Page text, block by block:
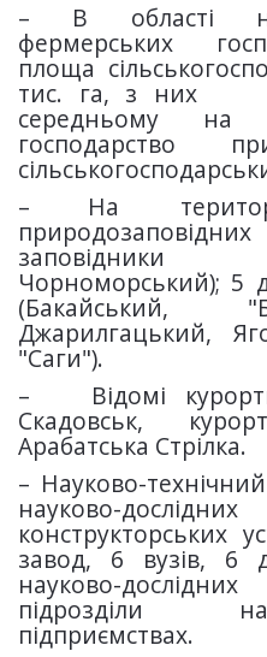
– В області
фермерських
площа
тис. га, з них
середньому на
господарство
–
На
заповідники
Чорноморський); 5
(Бакайський,
Джарилгацький,
"Саги").
–
Відомі
Скадовськ,
Арабатська Стрілка.
– Науково-
науково-
конструкторських
завод, 6 вузів, 6
науково-
підрозділи
підприємствах.